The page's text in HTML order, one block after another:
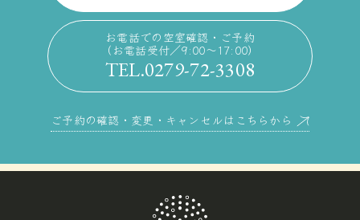
お電話での空室確認・ご予約
（お電話受付／9:00〜17:00）
TEL.0279-72-3308
ご予約の確認・変更・キャンセルはこちらから